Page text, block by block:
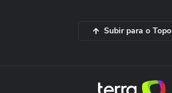
Subir para o Topo